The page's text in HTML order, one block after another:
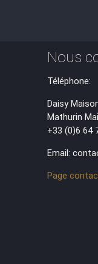
Nous
Téléphone:
Daisy
Mathurin
+33 (0)6 64
Email:
Page